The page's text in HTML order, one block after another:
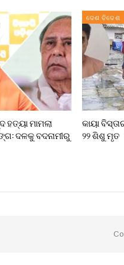
ହତ୍ୟା ମାମଲା
ଦଳକୁ ବଦନାମୀରୁ
ଦେଶ ବିଦେଶ
କାୟା
୨୨ ଶିଶୁ ମୃତ